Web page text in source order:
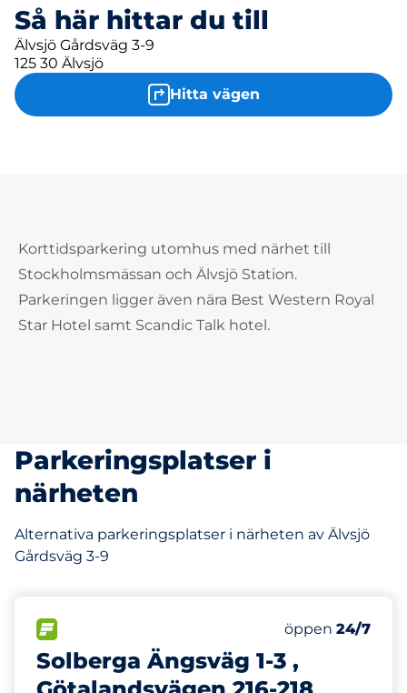
Så här hittar du till
Älvsjö Gårdsväg 3-9
125 30 Älvsjö
Hitta vägen
Korttidsparkering utomhus med närhet till
Stockholmsmässan och Älvsjö Station.
Parkeringen ligger även nära Best Western Royal
Star Hotel samt Scandic Talk hotel.
Parkeringsplatser i
närheten
Alternativa parkeringsplatser i närheten av Älvsjö
Gårdsväg 3-9
Solberga Ängsväg 1-3 ,
Antal
Totalt antal
Electric Car
Lördag
öppen 24/7
413 m